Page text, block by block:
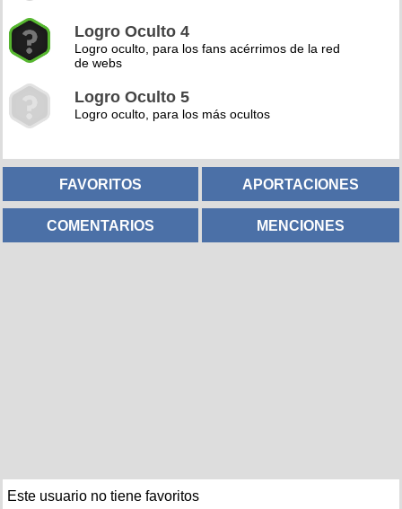
Logro Oculto 4
Logro oculto, para los fans acérrimos de la red
de webs
Logro Oculto 5
Logro oculto, para los más ocultos
FAVORITOS APORTACIONES
COMENTARIOS MENCIONES
Este usuario no tiene favoritos